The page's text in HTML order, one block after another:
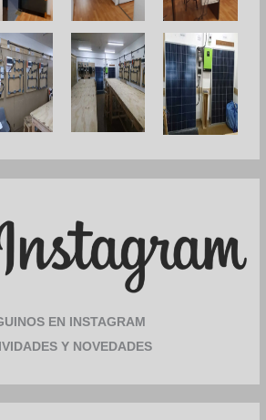
EN INSTAGRAM
Y NOVEDADES